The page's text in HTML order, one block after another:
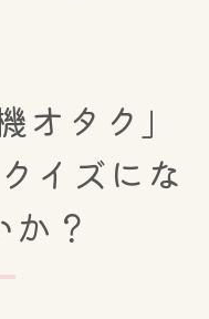
オタク」
イズにな
か？